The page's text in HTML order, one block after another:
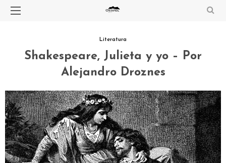
Literatura
Shakespeare, Julieta y yo – Por
Alejandro Droznes